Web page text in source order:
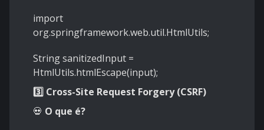
import
org.springframework.web.util.HtmlUtils;
String sanitizedInput =
HtmlUtils.htmlEscape(input);
3️⃣ Cross-Site Request Forgery (CSRF)
💀 O que é?